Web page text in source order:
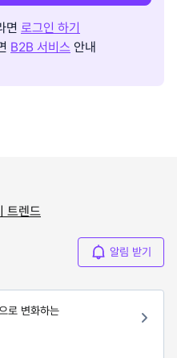
면 로그인 하기
B2B 서비스 안내
트렌드
알림 받기
로 변화하는